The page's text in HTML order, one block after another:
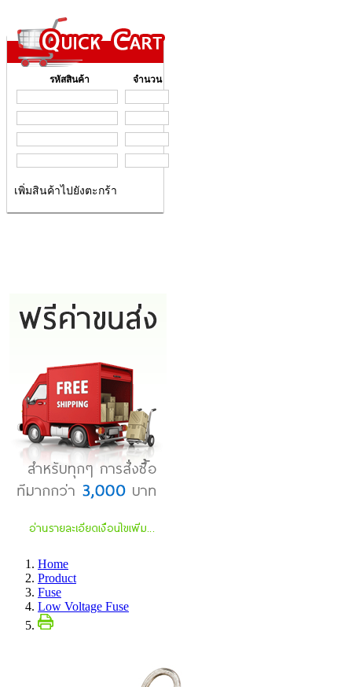
รหัสสินค้า จำนวน
เพิ่มสินค้าไปยังตะกร้า
Home
Product
Fuse
Low Voltage Fuse